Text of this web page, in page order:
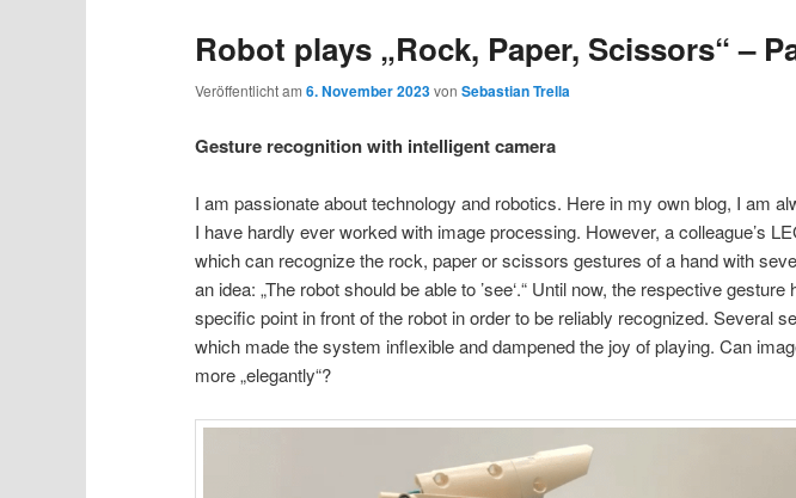
Robot plays „Rock, Paper, Scissors“ –
Veröffentlicht am6. November 2023vonSebastian Trella
Gesture recognition with intelligent camera
I am passionate about technology and robotics. Here in my own blog, I am
I have hardly ever worked with image processing. However, a colleague’s
which can recognize the rock, paper or scissors gestures of a hand with
an idea: „The robot should be able to ’see‘.“ Until now, the respective
specific point in front of the robot in order to be reliably recognized. Several
which made the system inflexible and dampened the joy of playing. Can
more „elegantly“?